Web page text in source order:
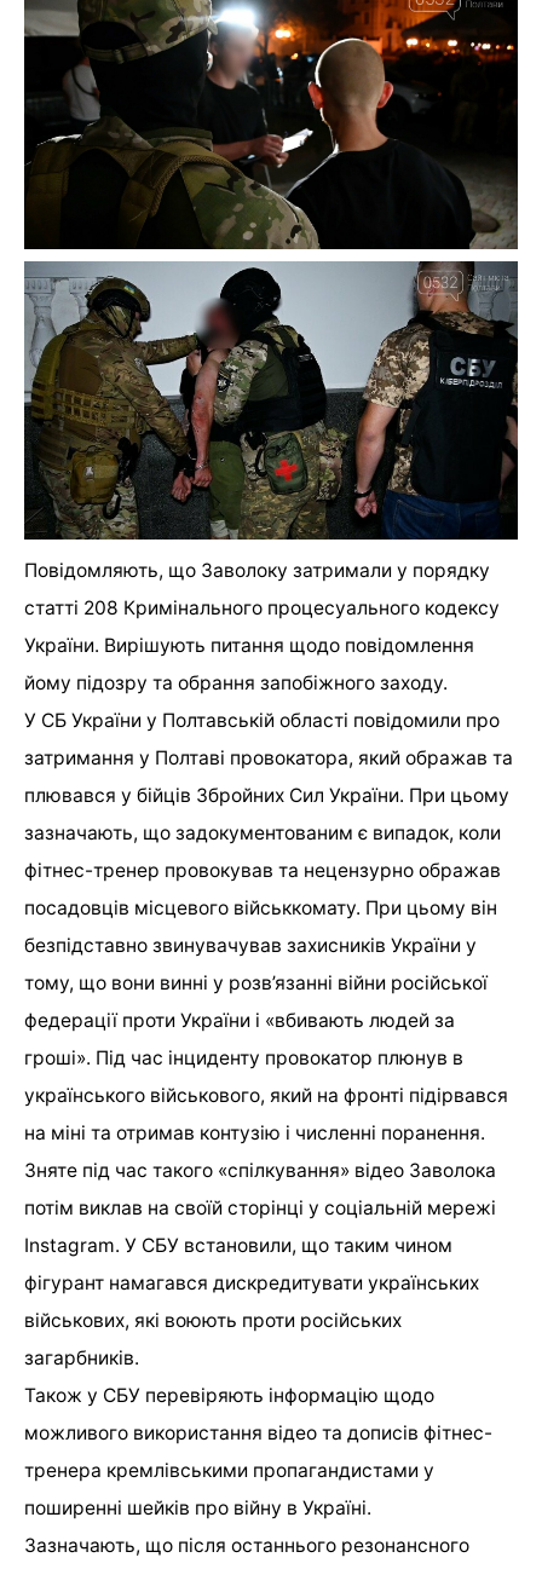
Повідомляють, що Заволоку затримали у порядку
статті 208 Кримінального процесуального кодексу
України. Вирішують питання щодо повідомлення
йому підозру та обрання запобіжного заходу.
У СБ України у Полтавській області повідомили про
затримання у Полтаві провокатора, який ображав та
плювався у бійців Збройних Сил України. При цьому
зазначають, що задокументованим є випадок, коли
фітнес-тренер провокував та нецензурно ображав
посадовців місцевого військкомату. При цьому він
безпідставно звинувачував захисників України у
тому, що вони винні у розв’язанні війни російської
федерації проти України і «вбивають людей за
гроші». Під час інциденту провокатор плюнув в
українського військового, який на фронті підірвався
на міні та отримав контузію і численні поранення.
Зняте під час такого «спілкування» відео Заволока
потім виклав на своїй сторінці у соціальній мережі
Instagram. У СБУ встановили, що таким чином
фігурант намагався дискредитувати українських
військових, які воюють проти російських
загарбників.
Також у СБУ перевіряють інформацію щодо
можливого використання відео та дописів фітнес-
тренера кремлівськими пропагандистами у
поширенні шейків про війну в Україні.
Зазначають, що після останнього резонансного